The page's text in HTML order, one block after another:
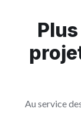
Au service